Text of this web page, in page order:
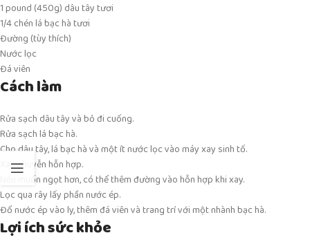
1 pound (450g) dâu tây tươi
1/4 chén lá bạc hà tươi
Đường (tùy thích)
Nước lọc
Đá viên
Cách làm
Rửa sạch dâu tây và bỏ đi cuống.
Rửa sạch lá bạc hà.
Cho dâu tây, lá bạc hà và một ít nước lọc vào máy xay sinh tố.
Xay nhuyễn hỗn hợp.
Nếu muốn ngọt hơn, có thể thêm đường vào hỗn hợp khi xay.
Lọc qua rây lấy phần nước ép.
Đổ nước ép vào ly, thêm đá viên và trang trí với một nhành bạc hà.
Lợi ích sức khỏe